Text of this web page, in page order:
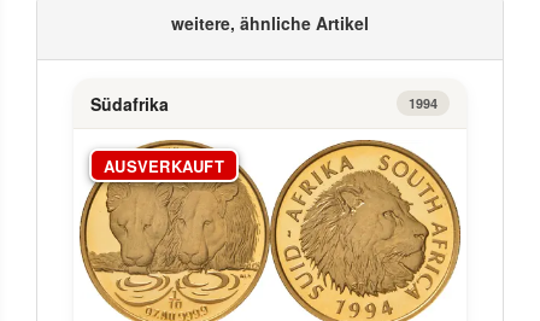
weitere, ähnliche Artikel
Südafrika 1994
AUSVERKAUFT